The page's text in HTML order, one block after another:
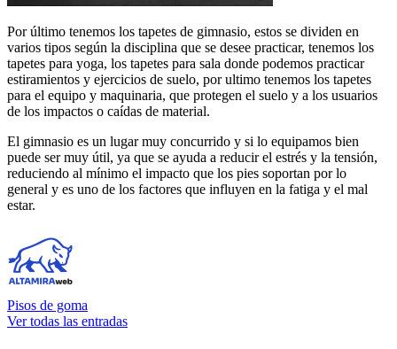
Por último tenemos los tapetes de gimnasio, estos se dividen en
varios tipos según la disciplina que se desee practicar, tenemos los
tapetes para yoga, los tapetes para sala donde podemos practicar
estiramientos y ejercicios de suelo, por ultimo tenemos los tapetes
para el equipo y maquinaria, que protegen el suelo y a los usuarios
de los impactos o caídas de material.
El gimnasio es un lugar muy concurrido y si lo equipamos bien
puede ser muy útil, ya que se ayuda a reducir el estrés y la tensión,
reduciendo al mínimo el impacto que los pies soportan por lo
general y es uno de los factores que influyen en la fatiga y el mal
estar.
Pisos de goma
Ver todas las entradas